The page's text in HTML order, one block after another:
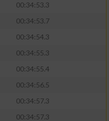
00:34:53.3
00:34:53.7
00:34:54.3
00:34:55.3
00:34:55.4
00:34:56.5
00:34:57.3
00:34:57.3